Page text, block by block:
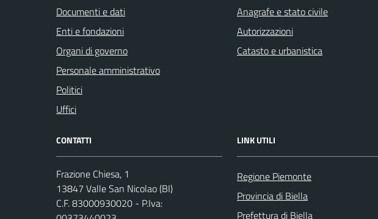
Documenti e dati
Enti e fondazioni
Organi di governo
Personale amministrativo
Politici
Uffici
Anagrafe e stato civile
Autorizzazioni
Catasto e urbanistica
CONTATTI
Frazione Chiesa, 1
13847 Valle San Nicolao (BI)
C.F. 83000930020 - P.Iva:
LINK UTILI
Regione Piemonte
Provincia di Biella
Prefettura di Biella